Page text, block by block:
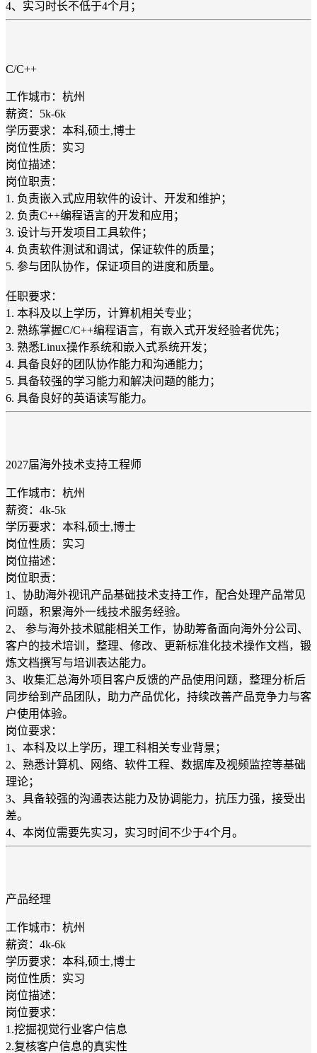
4、实习时长不低于4个月；
C/C++
工作城市：杭州
薪资：5k-6k
学历要求：本科,硕士,博士
岗位性质：实习
岗位描述：
岗位职责：
1. 负责嵌入式应用软件的设计、开发和维护；
2. 负责C++编程语言的开发和应用；
3. 设计与开发项目工具软件；
4. 负责软件测试和调试，保证软件的质量；
5. 参与团队协作，保证项目的进度和质量。
任职要求：
1. 本科及以上学历，计算机相关专业；
2. 熟练掌握C/C++编程语言，有嵌入式开发经验者优先；
3. 熟悉Linux操作系统和嵌入式系统开发；
4. 具备良好的团队协作能力和沟通能力；
5. 具备较强的学习能力和解决问题的能力；
6. 具备良好的英语读写能力。
2027届海外技术支持工程师
工作城市：杭州
薪资：4k-5k
学历要求：本科,硕士,博士
岗位性质：实习
岗位描述：
岗位职责：
1、协助海外视讯产品基础技术支持工作，配合处理产品常见
问题，积累海外一线技术服务经验。
2、 参与海外技术赋能相关工作，协助筹备面向海外分公司、
客户的技术培训，整理、修改、更新标准化技术操作文档，锻
炼文档撰写与培训表达能力。
3、收集汇总海外项目客户反馈的产品使用问题，整理分析后
同步给到产品团队，助力产品优化，持续改善产品竞争力与客
户使用体验。
岗位要求：
1、本科及以上学历，理工科相关专业背景；
2、熟悉计算机、网络、软件工程、数据库及视频监控等基础
理论；
3、具备较强的沟通表达能力及协调能力，抗压力强，接受出
差。
4、本岗位需要先实习，实习时间不少于4个月。
产品经理
工作城市：杭州
薪资：4k-6k
学历要求：本科,硕士,博士
岗位性质：实习
岗位描述：
岗位要求：
1.挖掘视觉行业客户信息
2.复核客户信息的真实性